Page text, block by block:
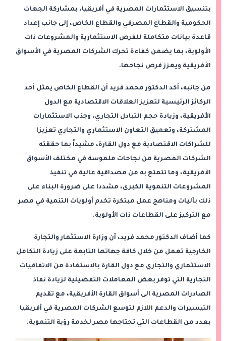
بتنسيق الاستثمارات المصرية في أفريقيا، بمشاركة الجهات
الحكومية والقطاع المصرفي والقطاع الخاص، إلى جانب إعداد
قاعدة بيانات متكاملة للفرص الاستثمارية والمشروعات ذات
الأولوية، بما يضمن كفاءة تحرك الشركات المصرية في الأسواق
الأفريقية ويعزز فرص نجاحها.
من جانبه، أكد الدكتور محمد فريد أن القطاع الخاص يمثل أحد
الركائز الرئيسية لتعزيز العلاقات الاقتصادية مع الدول
الأفريقية، وزيادة حجم التبادل التجاري، وجذب الاستثمارات
المشتركة، وتعميق التعاون الاستثماري والتجاري تعزيزا
للشراكات الاقتصادية مع دول القارة، مشيداً بما حققته
الشركات المصرية من نجاحات ملموسة في مختلف الأسواق
الأفريقية، وما تتمتع به من مصداقية عالية في تنفيذ
المشروعات التنموية الكبرى، مشددا على ضرورة البناء على
ذلك بآليات ومناهج عمل مبتكرة تخدم أولويات التنمية في مصر
مع التركيز على القطاعات ذات الأولوية.
كما أضاف الدكتور محمد فريد، أن وزارة الاستثمار والتجارة
الخارجية تعمل من خلال كافة جهاتها التابعة على زيادة التكامل
الاستثماري والتجاري مع دول القارة بالاستفادة من الاتفاقيات
التجارية التي توفر بعض المعاملات التفضيلية لزيادة نفاذ
الصادرات المصرية الى أسواق القارة الأفريقية، مع تقديم
التيسيرات والدعم اللازم لتوسع الشركات المصرية في أفريقيا
بعدد من القطاعات التي تحتاجها مصر لخدمة رؤية التنموية.